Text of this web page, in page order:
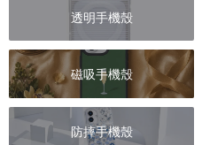
透明手機殼
磁吸手機殼
防摔手機殼